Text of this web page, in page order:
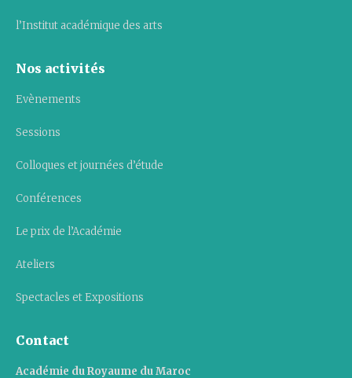
l’Institut académique des arts
Nos activités
Evènements
Sessions
Colloques et journées d’étude
Conférences
Le prix de l’Académie
Ateliers
Spectacles et Expositions
Contact
Académie du Royaume du Maroc